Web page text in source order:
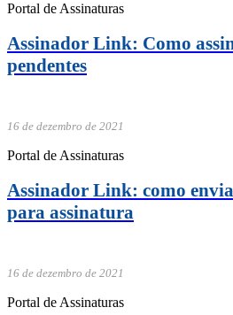
Portal de Assinaturas
Assinador Link: Como
pendentes
16 de dezembro de 2021
Portal de Assinaturas
Assinador Link: como
para assinatura
16 de dezembro de 2021
Portal de Assinaturas